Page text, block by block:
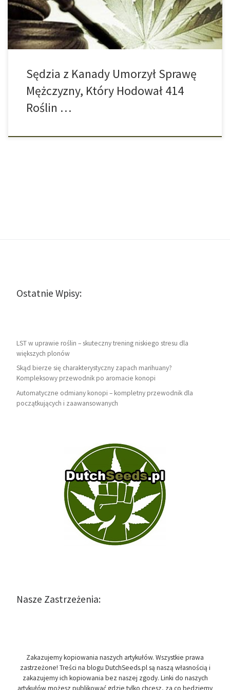
prawdzie przyznał się do zarzutów, ale sędzia […]
Sędzia z Kanady Umorzył Sprawę
Mężczyzny, Który Hodował 414
Roślin …
Ostatnie Wpisy:
LST w uprawie roślin – skuteczny trening niskiego stresu dla
większych plonów
Skąd bierze się charakterystyczny zapach marihuany?
Kompleksowy przewodnik po aromacie konopi
Automatyczne odmiany konopi – kompletny przewodnik dla
początkujących i zaawansowanych
Nasze Zastrzeżenia:
Zakazujemy kopiowania naszych artykułów. Wszystkie prawa
zastrzeżone! Treści na blogu DutchSeeds.pl są naszą własnością i
zakazujemy ich kopiowania bez naszej zgody. Linki do naszych